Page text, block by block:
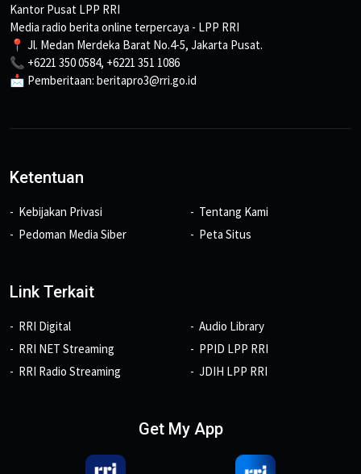
Kantor Pusat LPP RRI
Media radio berita online terpercaya - LPP RRI
📍 Jl. Medan Merdeka Barat No.4-5, Jakarta Pusat.
📞 +6221 350 0584, +6221 351 1086
📩 Pemberitaan: beritapro3@rri.go.id
Ketentuan
Kebijakan Privasi
Pedoman Media Siber
Tentang Kami
Peta Situs
Link Terkait
RRI Digital
RRI NET Streaming
RRI Radio Streaming
Audio Library
PPID LPP RRI
JDIH LPP RRI
Get My App